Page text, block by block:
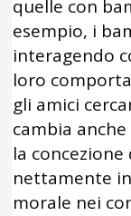
quelle con
esempio, i
interagendo
loro
gli amici
cambia anche
la
nettamente
morale nei